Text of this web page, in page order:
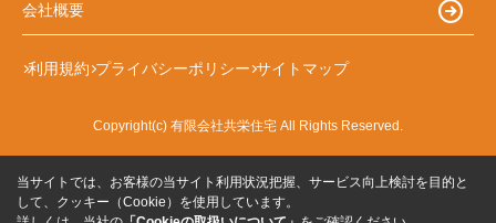
会社概要
利用規約 プライバシーポリシー サイトマップ
Copyright(c) 有限会社共栄住宅 All Rights Reserved.
当サイトでは、お客様の当サイト利用状況把握、サービス向上検討を目的と
して、クッキー（Cookie）を使用しています。